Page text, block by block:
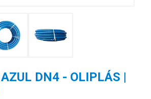
DN4 - OLIPLÁS |